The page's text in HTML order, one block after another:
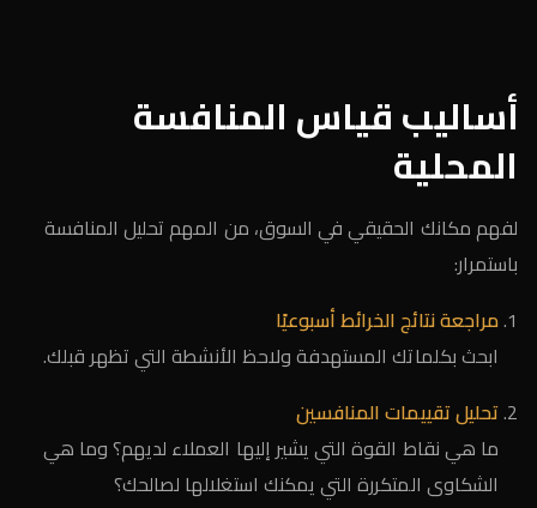
أساليب قياس المنافسة
المحلية
لفهم مكانك الحقيقي في السوق، من المهم تحليل المنافسة
باستمرار:
مراجعة نتائج الخرائط أسبوعيًا
ابحث بكلماتك المستهدفة ولاحظ الأنشطة التي تظهر قبلك.
تحليل تقييمات المنافسين
ما هي نقاط القوة التي يشير إليها العملاء لديهم؟ وما هي
الشكاوى المتكررة التي يمكنك استغلالها لصالحك؟